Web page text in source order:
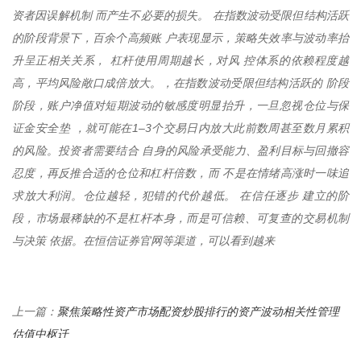
资者因误解机制 而产生不必要的损失。 在指数波动受限但结构活跃
的阶段背景下，百余个高频账 户表现显示，策略失效率与波动率抬
升呈正相关关系， 杠杆使用周期越长，对风 控体系的依赖程度越
高，平均风险敞口成倍放大。，在指数波动受限但结构活跃的 阶段
阶段，账户净值对短期波动的敏感度明显抬升，一旦忽视仓位与保
证金安全垫 ，就可能在1–3个交易日内放大此前数周甚至数月累积
的风险。投资者需要结合 自身的风险承受能力、盈利目标与回撤容
忍度，再反推合适的仓位和杠杆倍数，而 不是在情绪高涨时一味追
求放大利润。仓位越轻，犯错的代价越低。 在信任逐步 建立的阶
段，市场最稀缺的不是杠杆本身，而是可信赖、可复查的交易机制
与决策 依据。在恒信证券官网等渠道，可以看到越来
上一篇： 聚焦策略性资产市场配资炒股排行的资产波动相关性管理
估值中枢迁